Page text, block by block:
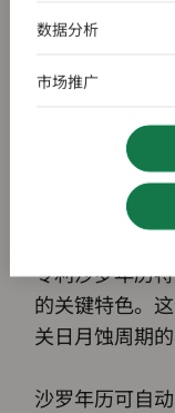
创新与
专利沙罗年历
的关键特色。
关日月蚀周期的
沙罗年历可自
数据分析
市场推广